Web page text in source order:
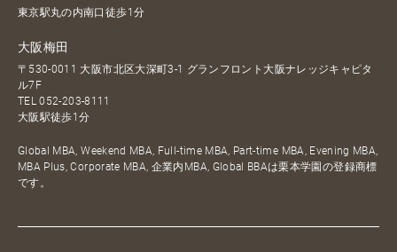
東京駅丸の内南口徒歩1分
大阪梅田
〒530-0011 大阪市北区大深町3-1 グランフロント大阪ナレッジキャピタ
ル7F
TEL052-203-8111
大阪駅徒歩1分
Global MBA, Weekend MBA, Full-time MBA, Part-time MBA, Evening MBA,
MBA Plus, Corporate MBA, 企業内MBA, Global BBAは栗本学園の登録商標
です。